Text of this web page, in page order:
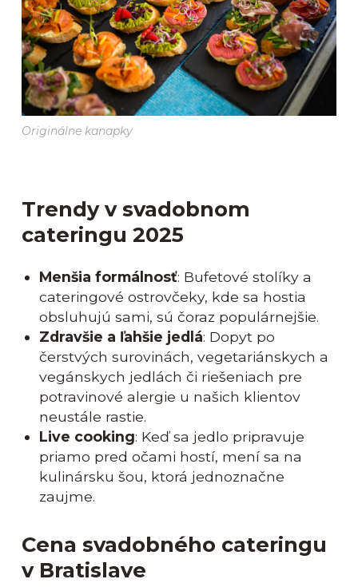
Originálne kanapky
Trendy v svadobnom
cateringu 2025
Menšia formálnosť: Bufetové stolíky a
cateringové ostrovčeky, kde sa hostia
obsluhujú sami, sú čoraz populárnejšie.
Zdravšie a ľahšie jedlá: Dopyt po
čerstvých surovinách, vegetariánskych a
vegánskych jedlách či riešeniach pre
potravinové alergie u našich klientov
neustále rastie.
Live cooking: Keď sa jedlo pripravuje
priamo pred očami hostí, mení sa na
kulinársku šou, ktorá jednoznačne
zaujme.
Cena svadobného cateringu
v Bratislave